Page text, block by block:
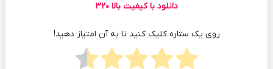
دانلود با کیفیت بالا ۳۲۰
روی یک ستاره کلیک کنید تا به آن امتیاز دهید!